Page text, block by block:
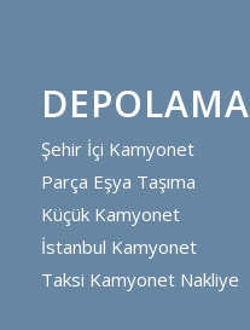
DEPOLAMA
Şehir İçi Kamyonet
Parça Eşya Taşıma
Küçük Kamyonet
İstanbul Kamyonet
Taksi Kamyonet Nakliye